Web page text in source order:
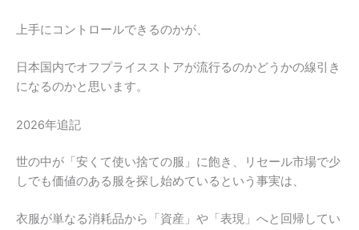
上手にコントロールできるのかが、
日本国内でオフプライスストアが流行るのかどうかの線引き
になるのかと思います。
2026年追記
世の中が「安くて使い捨ての服」に飽き、リセール市場で少
しでも価値のある服を探し始めているという事実は、
衣服が単なる消耗品から「資産」や「表現」へと回帰してい